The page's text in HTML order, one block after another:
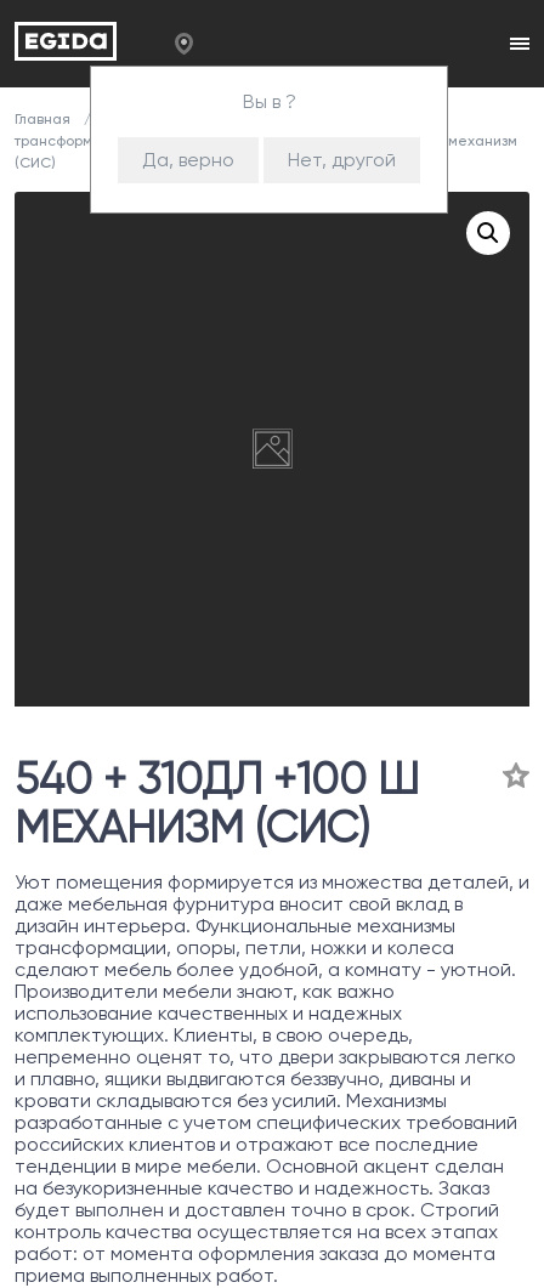
Вы в ?
Да, верно Нет, другой
Главная
трансформации
540 + 310дл +100 ш механизм
(СИС)
540 + 310ДЛ +100 Ш
МЕХАНИЗМ (СИС)
Уют помещения формируется из множества деталей, и
даже мебельная фурнитура вносит свой вклад в
дизайн интерьера. Функциональные механизмы
трансформации, опоры, петли, ножки и колеса
сделают мебель более удобной, а комнату - уютной.
Производители мебели знают, как важно
использование качественных и надежных
комплектующих. Клиенты, в свою очередь,
непременно оценят то, что двери закрываются легко
и плавно, ящики выдвигаются беззвучно, диваны и
кровати складываются без усилий. Механизмы
разработанные с учетом специфических требований
российских клиентов и отражают все последние
тенденции в мире мебели. Основной акцент сделан
на безукоризненные качество и надежность. Заказ
будет выполнен и доставлен точно в срок. Строгий
контроль качества осуществляется на всех этапах
работ: от момента оформления заказа до момента
приема выполненных работ.